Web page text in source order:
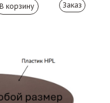
Заказ